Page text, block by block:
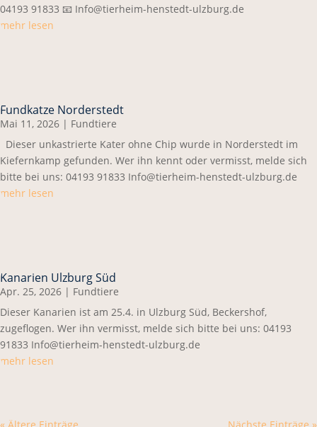
04193 91833 📧 Info@tierheim-henstedt-ulzburg.de
mehr lesen
Fundkatze Norderstedt
Mai 11, 2026 | Fundtiere
Dieser unkastrierte Kater ohne Chip wurde in Norderstedt im
Kiefernkamp gefunden. Wer ihn kennt oder vermisst, melde sich
bitte bei uns: 04193 91833 Info@tierheim-henstedt-ulzburg.de
mehr lesen
Kanarien Ulzburg Süd
Apr. 25, 2026 | Fundtiere
Dieser Kanarien ist am 25.4. in Ulzburg Süd, Beckershof,
zugeflogen. Wer ihn vermisst, melde sich bitte bei uns: 04193
91833 Info@tierheim-henstedt-ulzburg.de
mehr lesen